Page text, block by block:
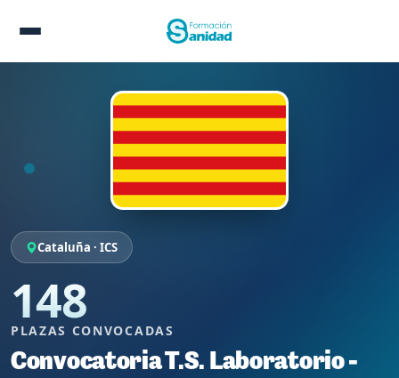
Cataluña · ICS
148
PLAZAS CONVOCADAS
Convocatoria T.S. Laboratorio -